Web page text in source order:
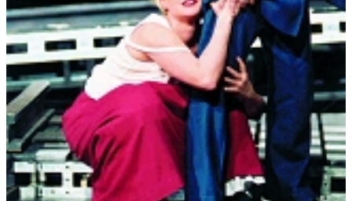
Thiel: Hans-Peter Struppe
Lene: Yvonne Reich
Minna: Anja Meyer
Pfarrer: Stefan Bley
u.a.
Uraufführung Presseberichte:URAUFFÜHRUNG GÖRLITZ IN
DEN MEDIEN:
"Ein Mensch verliert sich" (FAZ vom 3.3.2004): "Die Oper
bewahrt dabei den narrativen Gestus der Vorlage, der Libretto-
Text wird nicht zerrissen, zerstückelt, auf Wort-Klang-
Bedeutungen reduziert, in Klang-Gesten übersetzt. Schneiders
Komponieren bleibt geradlinig an der Geschichte. Als
erfahrener Filmkomponist weiß Schneider, wie man szenisch-